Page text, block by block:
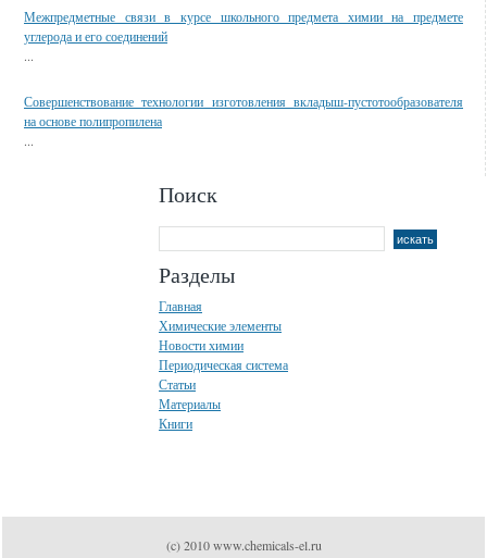
Межпредметные связи в курсе школьного предмета химии на предмете
углерода и его соединений
...
Совершенствование технологии изготовления вкладыш-пустотообразователя
на основе полипропилена
...
Поиск
Разделы
Главная
Химические элементы
Новости химии
Периодическая система
Статьи
Материалы
Книги
(c) 2010 www.chemicals-el.ru